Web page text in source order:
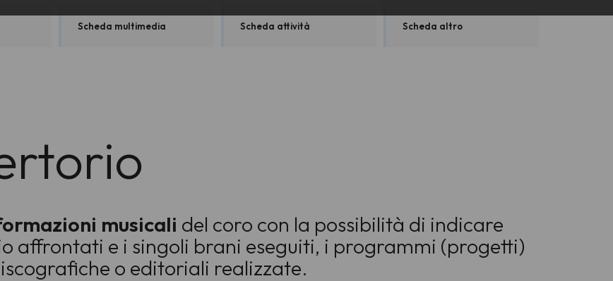
Scheda multimedia Scheda attività Scheda altro
musicali del coro con la possibilità di indicare
affrontati e i singoli brani eseguiti, i programmi (progetti)
o editoriali realizzate.